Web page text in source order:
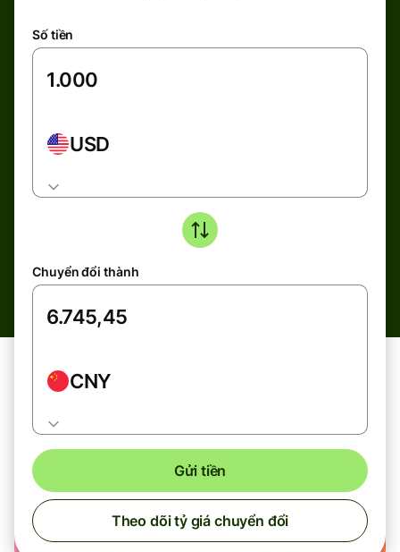
Số tiền
USD
Chuyển đổi thành
CNY
Gửi tiền
Theo dõi tỷ giá chuyển đổi